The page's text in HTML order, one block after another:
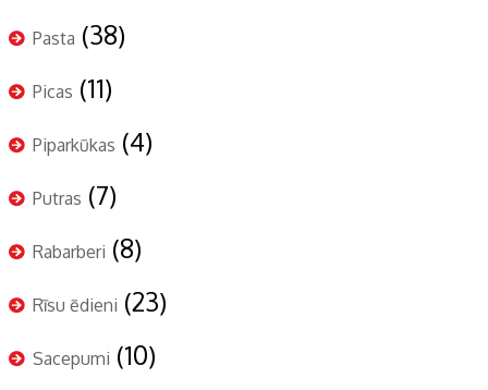
Pasta (38)
Picas (11)
Piparkūkas (4)
Putras (7)
Rabarberi (8)
Rīsu ēdieni (23)
Sacepumi (10)